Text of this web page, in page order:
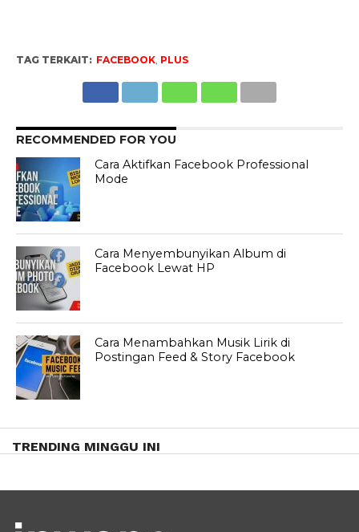
TAG TERKAIT: FACEBOOK, PLUS
RECOMMENDED FOR YOU
Cara Aktifkan Facebook Professional
Mode
Cara Menyembunyikan Album di
Facebook Lewat HP
Cara Menambahkan Musik Lirik di
Postingan Feed & Story Facebook
TRENDING MINGGU INI